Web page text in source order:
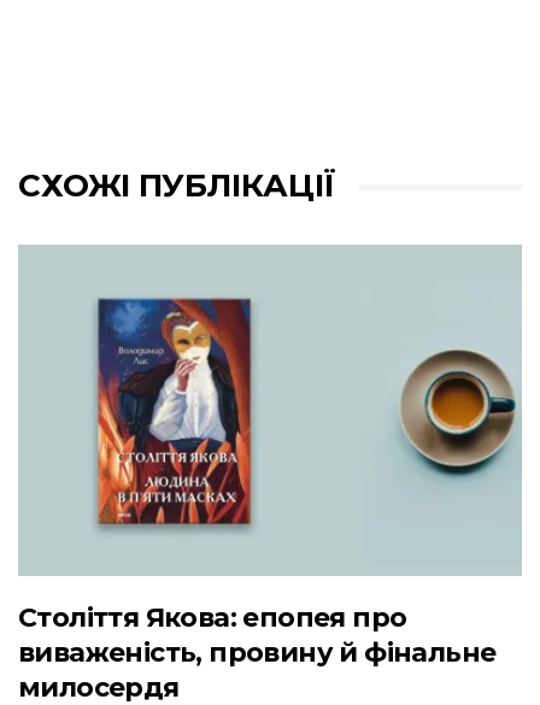
СХОЖІ ПУБЛІКАЦІЇ
Століття Якова: епопея про
виваженість, провину й фінальне
милосердя